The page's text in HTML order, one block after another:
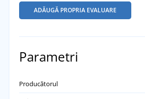
ADĂUGĂ PROPRIA EVALUARE
Parametri
Producătorul